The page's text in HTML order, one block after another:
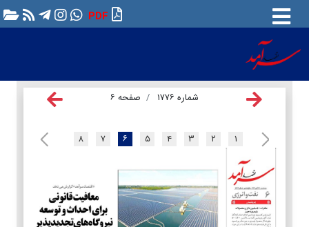
PDF
شماره ۱۷۷۶ صفحه ۶
۱ ۲ ۳ ۴ ۵ ۶ ۷ ۸